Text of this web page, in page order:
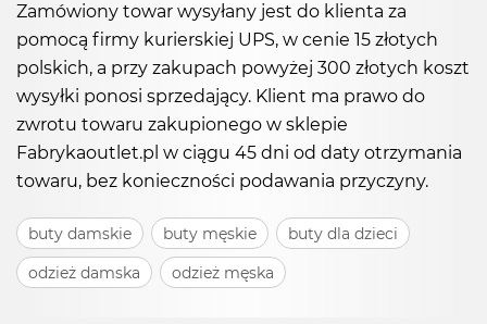
Zamówiony towar wysyłany jest do klienta za
pomocą firmy kurierskiej UPS, w cenie 15 złotych
polskich, a przy zakupach powyżej 300 złotych koszt
wysyłki ponosi sprzedający. Klient ma prawo do
zwrotu towaru zakupionego w sklepie
Fabrykaoutlet.pl w ciągu 45 dni od daty otrzymania
towaru, bez konieczności podawania przyczyny.
buty damskie buty męskie
buty dla dzieci
odzież damska
odzież męska